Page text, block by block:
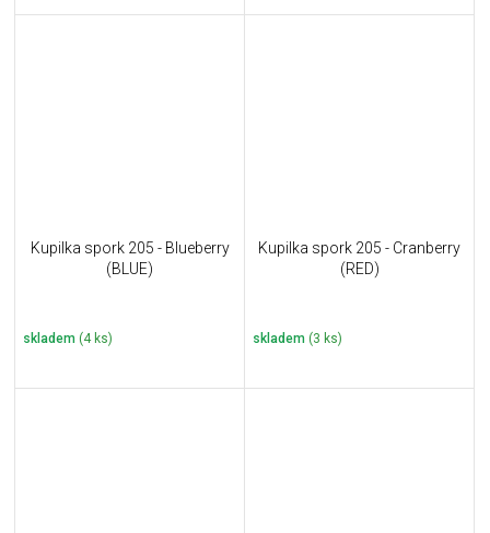
Kupilka spork 205 - Blueberry
(BLUE)
skladem (4 ks)
Kupilka spork 205 - Cranberry
(RED)
skladem (3 ks)